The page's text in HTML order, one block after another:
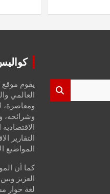
يقوم موقع
العالمي
ومعاصرة،
وشرائحه،
التقارير
المواضيع
كما أن
العزيز
لغة حوار